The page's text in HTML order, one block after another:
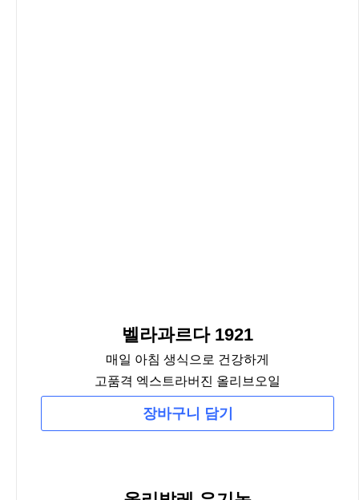
벨라과르다 1921
매일 아침 생식으로 건강하게
고품격 엑스트라버진 올리브오일
장바구니 담기